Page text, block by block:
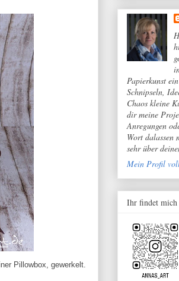
Pillowbox, gewerkelt.
Papierkunst
Schnipseln,
Chaos kleine
dir meine
Anregungen
Wort dalassen
sehr über
Mein Profil
Ihr findet mich